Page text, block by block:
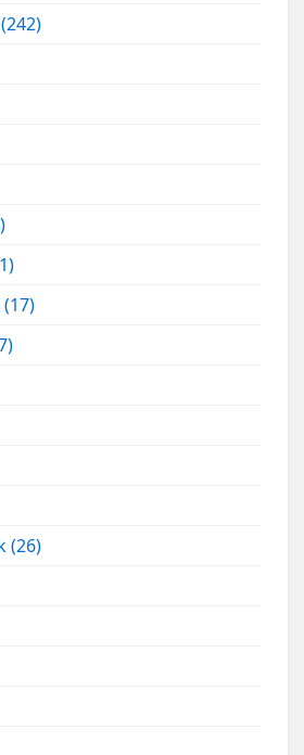
(242)
(17)
(26)